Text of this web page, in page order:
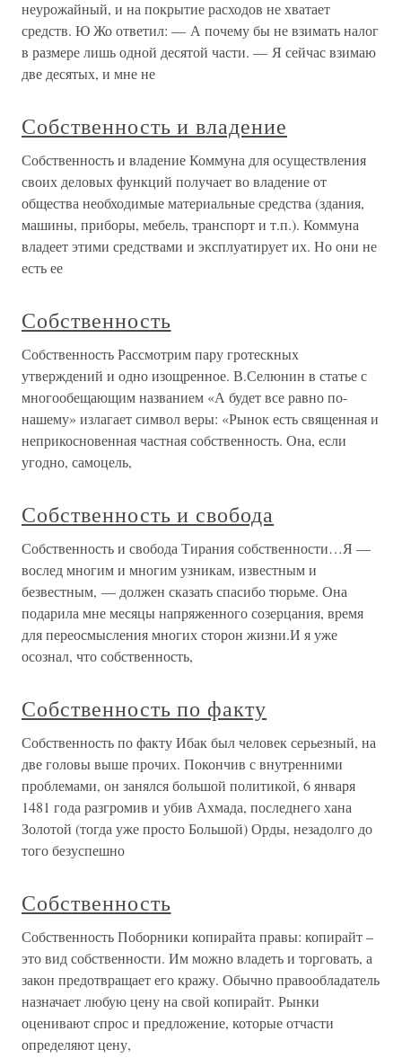
неурожайный, и на покрытие расходов не хватает
средств. Ю Жо ответил: — А почему бы не взимать налог
в размере лишь одной десятой части. — Я сейчас взимаю
две десятых, и мне не
Собственность и владение
Собственность и владение Коммуна для осуществления
своих деловых функций получает во владение от
общества необходимые материальные средства (здания,
машины, приборы, мебель, транспорт и т.п.). Коммуна
владеет этими средствами и эксплуатирует их. Но они не
есть ее
Собственность
Собственность Рассмотрим пару гротескных
утверждений и одно изощренное. В.Селюнин в статье с
многообещающим названием «А будет все равно по-
нашему» излагает символ веры: «Рынок есть священная и
неприкосновенная частная собственность. Она, если
угодно, самоцель,
Собственность и свобода
Собственность и свобода Тирания собственности…Я —
вослед многим и многим узникам, известным и
безвестным, — должен сказать спасибо тюрьме. Она
подарила мне месяцы напряженного созерцания, время
для переосмысления многих сторон жизни.И я уже
осознал, что собственность,
Собственность по факту
Собственность по факту Ибак был человек серьезный, на
две головы выше прочих. Покончив с внутренними
проблемами, он занялся большой политикой, 6 января
1481 года разгромив и убив Ахмада, последнего хана
Золотой (тогда уже просто Большой) Орды, незадолго до
того безуспешно
Собственность
Собственность Поборники копирайта правы: копирайт –
это вид собственности. Им можно владеть и торговать, а
закон предотвращает его кражу. Обычно правообладатель
назначает любую цену на свой копирайт. Рынки
оценивают спрос и предложение, которые отчасти
определяют цену,